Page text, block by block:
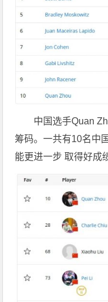
中国选手Quan
筹码。一共有10名中
能更进一步 取得好成